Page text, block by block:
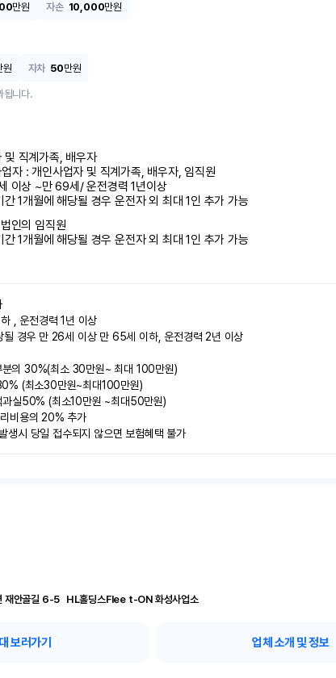
만원 자손 10,000만원
원 자차 50만원
됩니다.
및 직계가족, 배우자
업자 : 개인사업자 및 직계가족, 배우자, 임직원
이상 ~만 69세/ 운전경력 1년이상
1개월에 해당될 경우 운전자 외 최대 1인 추가 가능
인의 임직원
1개월에 해당될 경우 운전자 외 최대 1인 추가 가능
, 운전경력 1년 이상
될 경우 만 26세 이상 만 65세 이하, 운전경력 2년 이상
분의 30%(최소 30만원~ 최대 100만원)
(최소30만원~최대100만원)
과실50% (최소10만원 ~최대50만원)
리비용의 20% 추가
생시 당일 접수되지 않으면 보험혜택 불가
경기 화성시 서신면 재안골길 6-5	 HL홀딩스Flee t-ON 화성사업소
보러가기 업체 소개 및 정보